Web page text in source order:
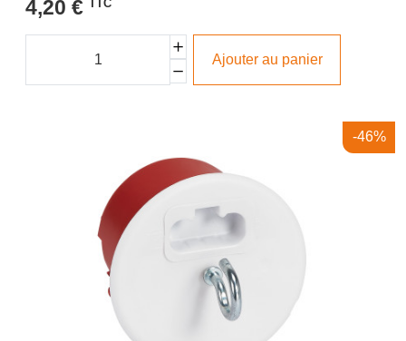
4,20 € TTC
Ajouter au panier
-46%